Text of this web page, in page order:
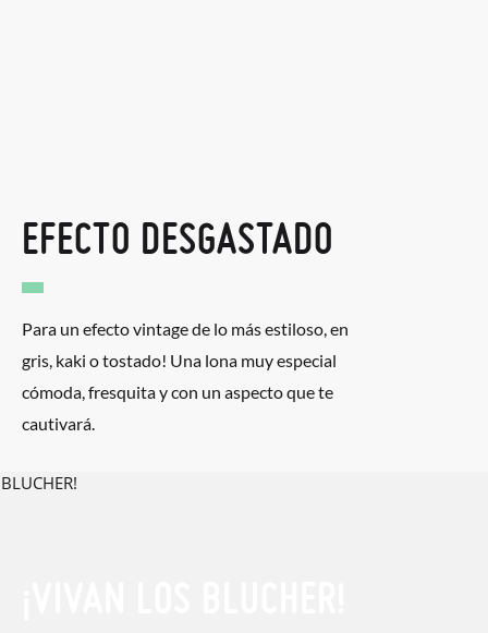
EFECTO DESGASTADO
Para un efecto vintage de lo más estiloso, en
gris, kaki o tostado! Una lona muy especial
cómoda, fresquita y con un aspecto que te
cautivará.